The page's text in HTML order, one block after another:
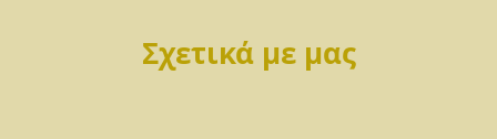
Σχετικά με μας